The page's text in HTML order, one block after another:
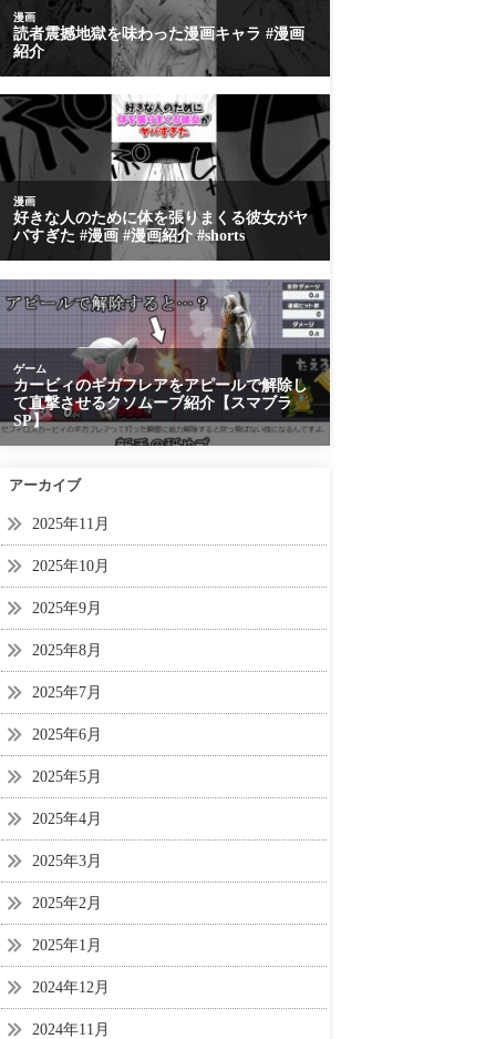
アーカイブ
2025年11月
2025年10月
2025年9月
2025年8月
2025年7月
2025年6月
2025年5月
2025年4月
2025年3月
2025年2月
2025年1月
2024年12月
2024年11月